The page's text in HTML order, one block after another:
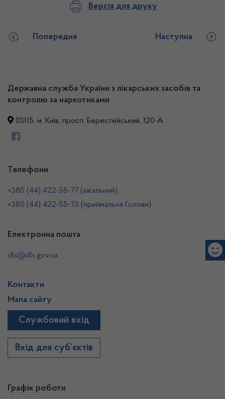
Версія для друку
Попередня Наступна
Державна служба України з лікарських засобів та
контролю за наркотиками
03115, м. Київ, просп. Берестейський, 120-А
Графік роботи
Телефони
+380 (44) 422-55-77 (загальний)
+380 (44) 422-55-73 (приймальня Голови)
Електронна пошта
dls@dls.gov.ua
Контакти
Мапа сайту
Службовий вхід
Вхід для суб’єктів